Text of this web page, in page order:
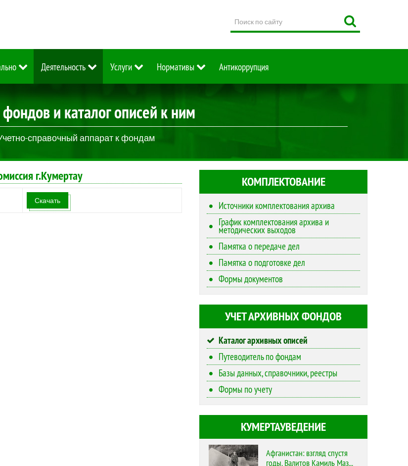
по
сайту
Деятельность Услуги Нормативы Антикоррупция
и каталог описей к ним
справочный аппарат к фондам
г.Кумертау
Скачать
КОМПЛЕКТОВАНИЕ
Источники комплектования архива
График комплектования архива и
методических выходов
Памятка о передаче дел
Памятка о подготовке дел
Формы документов
УЧЕТ АРХИВНЫХ ФОНДОВ
Каталог архивных описей
Путеводитель по фондам
Базы данных, справочники, реестры
Формы по учету
КУМЕРТАУВЕДЕНИЕ
Афганистан: взгляд спустя
годы. Валитов Камиль Маз...